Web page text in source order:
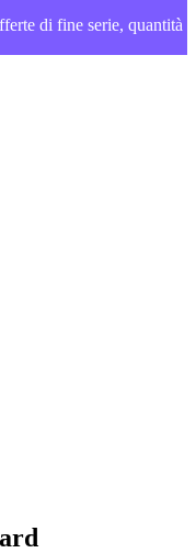
di fine serie, quantità